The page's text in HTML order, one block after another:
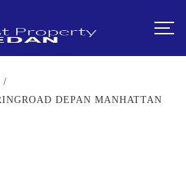
/
DEPAN MANHATTAN